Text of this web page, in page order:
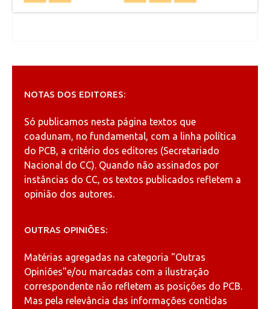
NOTAS DOS EDITORES:
Só publicamos nesta página textos que
coadunam, no fundamental, com a linha política
do PCB, a critério dos editores (Secretariado
Nacional do CC). Quando não assinados por
instâncias do CC, os textos publicados refletem a
opinião dos autores.
OUTRAS OPINIÕES:
Matérias agregadas na categoria "Outras
Opiniões"e/ou marcadas com a ilustração
correspondente não refletem as posições do PCB.
Mas pela relevância das informações contidas